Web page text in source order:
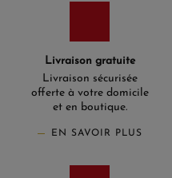
Livraison gratuite
Livraison sécurisée
offerte à votre domicile
et en boutique.
EN SAVOIR PLUS